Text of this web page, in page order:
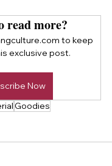
read more?
to keep
exclusive post.
Now
Goodies